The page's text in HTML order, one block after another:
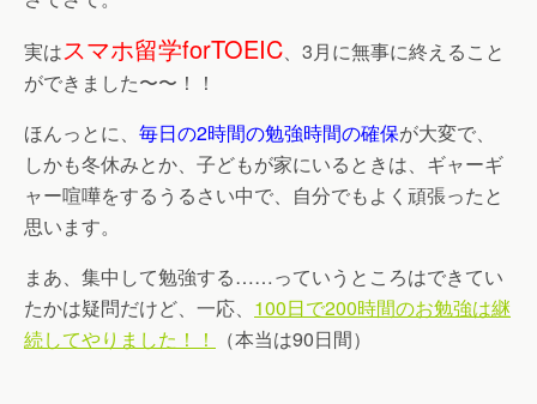
実はスマホ留学forTOEIC、3月に無事に終えること
ができました〜〜！！
ほんっとに、 毎日の2時間の勉強時間の確保が大変で、
しかも冬休みとか、子どもが家にいるときは、ギャーギ
ャー喧嘩をするうるさい中で、自分でもよく頑張ったと
思います。
まあ、集中して勉強する……っていうところはできてい
たかは疑問だけど、一応、 100日で200時間のお勉強は継
続してやりました！！
（本当は90日間）